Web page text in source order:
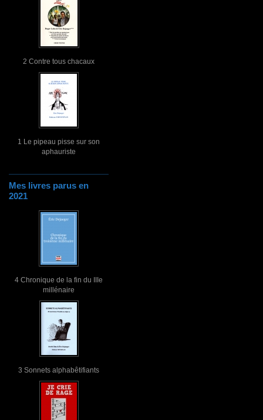
2 Contre tous chacaux
1 Le pipeau pisse sur son
aphauriste
Mes livres parus en
2021
4 Chronique de la fin du IIIe
millénaire
3 Sonnets alphabêtifiants